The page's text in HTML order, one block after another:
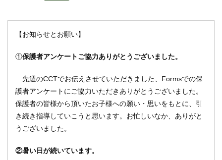
【お知らせとお願い】
①保護者アンケートご協力ありがとうございました。
先週のCCTでお伝えさせていただきました、Formsでの保
護者アンケートにご協力いただきありがとうございました。
保護者の皆様から頂いたお子様への願い・思いをもとに、引
き続き指導していこうと思います。お忙しいなか、ありがと
うございました。
②暑い日が続いています。